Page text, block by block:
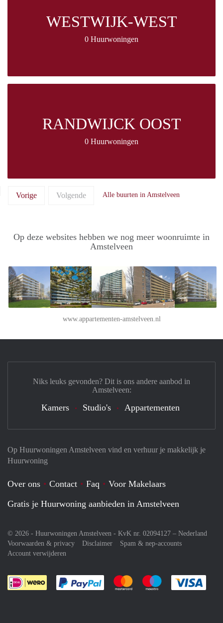
WESTWIJK-WEST
0 Huurwoningen
RANDWIJCK OOST
0 Huurwoningen
Vorige Volgende Alle buurten in Amstelveen
Op deze websites hebben we nog meer woonruimte in
Amstelveen
www.appartementen-amstelveen.nl
Op Huurwoningen Amstelveen vind en verhuur je makkelijk je
Huurwoning
Over ons Contact Faq
Voor Makelaars
Gratis je Huurwoning aanbieden in Amstelveen
© 2026 - Huurwoningen Amstelveen - KvK nr. 02094127 – Nederland
Voorwaarden & privacy
Disclaimer
Spam & nep-accounts
Account verwijderen
Je rekent gemakkelijk af met Paypal
Je rekent gemakkelijk af met
Je rekent
Niks leuks gevonden? Dit is ons andere aanbod in
Amstelveen:
Kamers Studio's Appartementen